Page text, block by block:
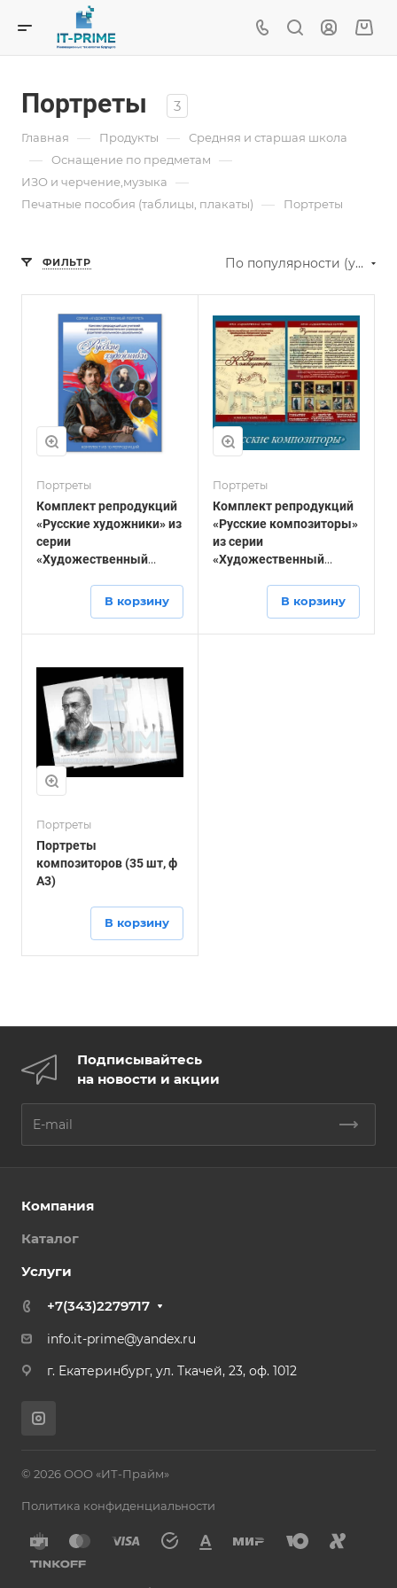
Портреты 3
Главная — Продукты — Средняя и старшая школа
— Oснащение по предметам —
ИЗО и черчение,музыка —
Печатные пособия (таблицы, плакаты) — Портреты
ФИЛЬТР По популярности (убывание)
Портреты
Комплект репродукций
«Русские художники» из
серии
«Художественный
В корзину
Портреты
Комплект репродукций
«Русские композиторы»
из серии
«Художественный
В корзину
Портреты
Портреты
композиторов (35 шт, ф
А3)
В корзину
Подписывайтесь
на новости и акции
Компания
Каталог
Услуги
+7(343)2279717
info.it-prime@yandex.ru
г. Екатеринбург, ул. Ткачей, 23, оф. 1012
© 2026 ООО «ИТ-Прайм»
Политика конфиденциальности